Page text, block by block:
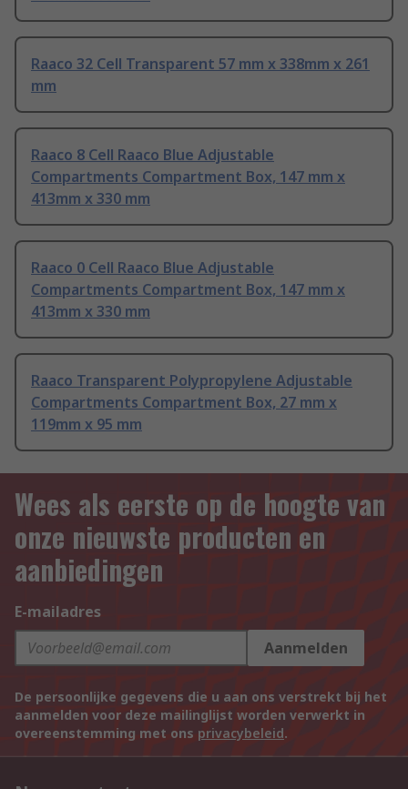
Raaco 32 Cell Transparent 57 mm x 338mm x 261
mm
Raaco 8 Cell Raaco Blue Adjustable
Compartments Compartment Box, 147 mm x
413mm x 330 mm
Raaco 0 Cell Raaco Blue Adjustable
Compartments Compartment Box, 147 mm x
413mm x 330 mm
Raaco Transparent Polypropylene Adjustable
Compartments Compartment Box, 27 mm x
119mm x 95 mm
Wees als eerste op de hoogte van
onze nieuwste producten en
aanbiedingen
E-mailadres
Aanmelden
De persoonlijke gegevens die u aan ons verstrekt bij het
aanmelden voor deze mailinglijst worden verwerkt in
overeenstemming met ons privacybeleid.